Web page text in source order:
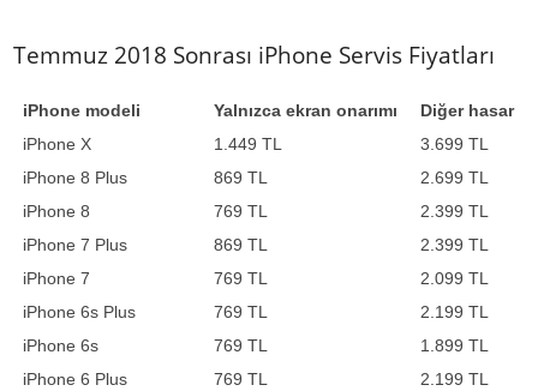
Temmuz 2018 Sonrası iPhone Servis Fiyatları
iPhone modeli Yalnızca ekran onarımı
Diğer hasar
iPhone X
1.449 TL
3.699 TL
iPhone 8 Plus
869 TL
2.699 TL
iPhone 8
769 TL
2.399 TL
iPhone 7 Plus
869 TL
2.399 TL
iPhone 7
769 TL
2.099 TL
iPhone 6s Plus
769 TL
2.199 TL
iPhone 6s
769 TL
1.899 TL
iPhone 6 Plus
769 TL
2.199 TL